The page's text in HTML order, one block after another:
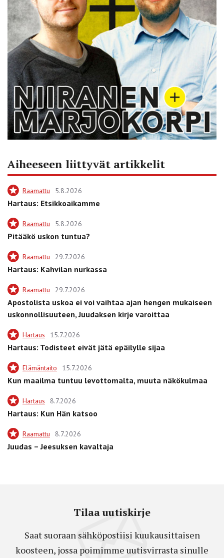
Aiheeseen liittyvät artikkelit
Raamattu 5.8.2026
Hartaus: Etsikkoaikamme
Raamattu 5.8.2026
Pitääkö uskon tuntua?
Raamattu 29.7.2026
Hartaus: Kahvilan nurkassa
Raamattu 29.7.2026
Apostolista uskoa ei voi vaihtaa ajan hengen mukaiseen
uskonnollisuuteen, Juudaksen kirje varoittaa
Hartaus 15.7.2026
Hartaus: Todisteet eivät jätä epäilylle sijaa
Elämäntaito 15.7.2026
Kun maailma tuntuu levottomalta, muuta näkökulmaa
Hartaus 8.7.2026
Hartaus: Kun Hän katsoo
Raamattu 8.7.2026
Juudas – Jeesuksen kavaltaja
Tilaa uutiskirje
Saat suoraan sähköpostiisi kuukausittaisen
koosteen, jossa poimimme uutisvirrasta sinulle